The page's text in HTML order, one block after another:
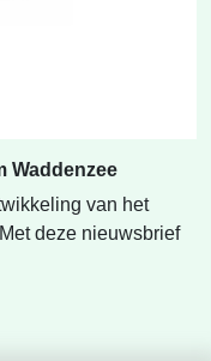
Waddenzee
van het
deze nieuwsbrief